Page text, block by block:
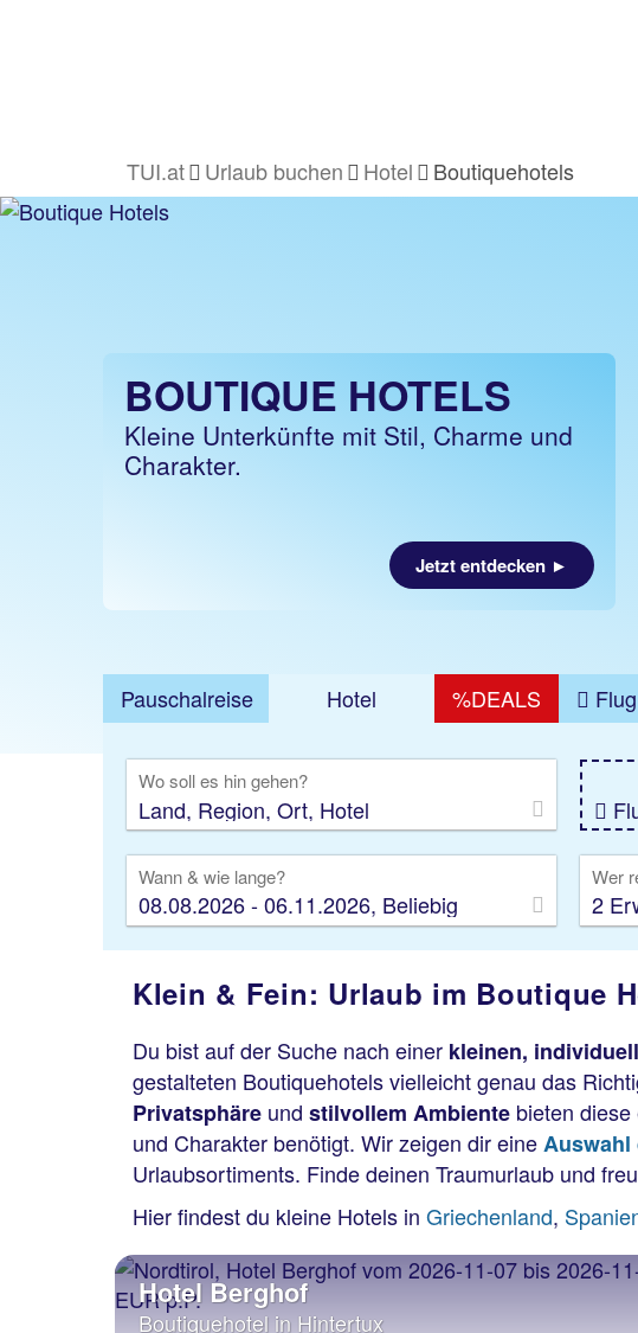
TUI.at Urlaub buchen Hotel Boutiquehotels
BOUTIQUE HOTELS
Kleine Unterkünfte mit Stil, Charme und
Charakter.
Jetzt entdecken ►
Pauschalreise Hotel %DEALS Flug
Wo soll es hin gehen?
Wann & wie lange?
08.08.2026 - 06.11.2026, Beliebig
Wer
2
Klein & Fein: Urlaub im Boutique
Du bist auf der Suche nach einer kleinen, individ
gestalteten Boutiquehotels vielleicht genau das
Privatsphäre und stilvollem Ambiente bieten
und Charakter benötigt. Wir zeigen dir eine
Urlaubsortiments. Finde deinen Traumurlaub und
Hier findest du kleine Hotels in Griechenland,
Hotel Berghof
Boutiquehotel in Hintertux